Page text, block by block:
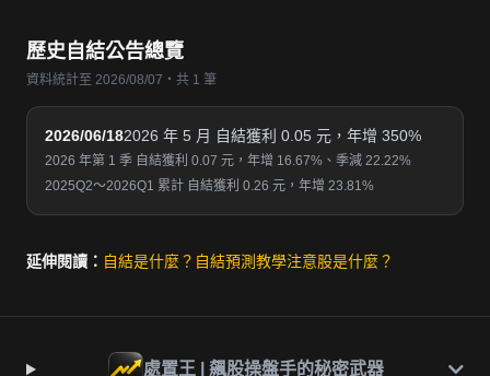
歷史自結公告總覽
資料統計至 2026/08/07・共 1 筆
2026/06/182026 年 5 月 自結獲利 0.05 元，年增 350%
2026 年第 1 季 自結獲利 0.07 元，年增 16.67%、季減 22.22%
2025Q2～2026Q1 累計 自結獲利 0.26 元，年增 23.81%
延伸閱讀： 自結是什麼？ 自結預測教學注意股是什麼？
處置王 | 飆股操盤手的秘密武器